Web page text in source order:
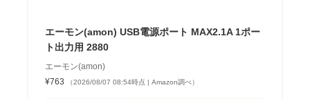
エーモン(amon) USB電源ポート MAX2.1A 1ポー
ト出力用 2880
エーモン(amon)
¥763
（2026/08/07 08:54時点 | Amazon調べ）